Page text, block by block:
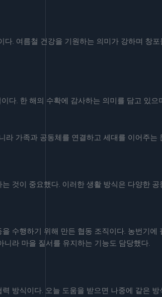
다. 여름철 건강을 기원하는 의미가 강하며 창
다. 한 해의 수확에 감사하는 의미를 담고 있
라 가족과 공동체를 연결하고 세대를 이어주는
것이 중요했다. 이러한 생활 방식은 다양한
수행하기 위해 만든 협동 조직이다. 농번기에
라 마을 질서를 유지하는 기능도 담당했다.
방식이다. 오늘 도움을 받으면 나중에 같은